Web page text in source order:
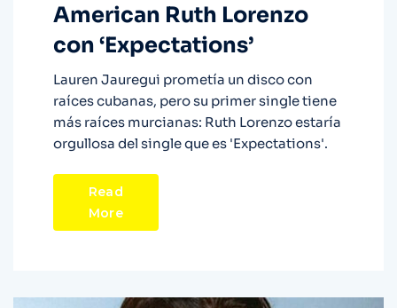
American Ruth Lorenzo
con ‘Expectations’
Lauren Jauregui prometía un disco con
raíces cubanas, pero su primer single tiene
más raíces murcianas: Ruth Lorenzo estaría
orgullosa del single que es 'Expectations'.
Read
More